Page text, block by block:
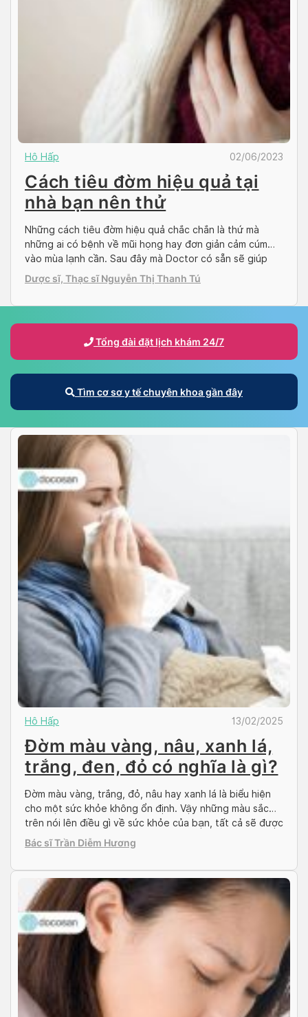
Hô Hấp 02/06/2023
Cách tiêu đờm hiệu quả tại
nhà bạn nên thử
Những cách tiêu đờm hiệu quả chắc chắn là thứ mà
những ai có bệnh về mũi họng hay đơn giản cảm cúm
vào mùa lạnh cần. Sau đây mà Doctor có sẵn sẽ giúp
bạn tiêu đờm nhanh chóng tại nhà. Nguyên nhân nào
gây ra đờm? Đờm là chất đặc dính bám quanh […]
Dược sĩ, Thạc sĩ Nguyễn Thị Thanh Tú
Tổng đài đặt lịch khám 24/7
Tìm cơ sơ y tế chuyên khoa gần đây
Hô Hấp 13/02/2025
Đờm màu vàng, nâu, xanh lá,
trắng, đen, đỏ có nghĩa là gì?
Đờm màu vàng, trắng, đỏ, nâu hay xanh lá là biểu hiện
cho một sức khỏe không ổn định. Vậy những màu sắc
trên nói lên điều gì về sức khỏe của bạn, tất cả sẽ được
Doctor có sẵn giải đáp trong bài viết sau đây. Bài viết
được tham khảo ý kiến chuyên […]
Bác sĩ Trần Diễm Hương